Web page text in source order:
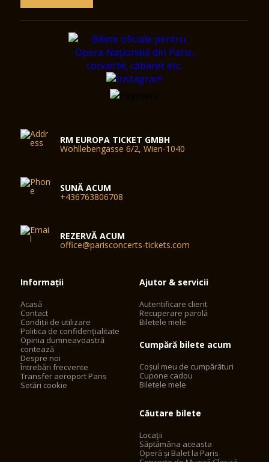
RM EUROPA TICKET GMBH
Wohllebengasse 6/2, Wien-1040
SUNĂ ACUM
+436763806708
REZERVĂ ACUM
office@parisconcerts-tickets.com
Informații
Acasă
Contact
Condiții de utilizare
Politica de confidențialitate
Opinia dumneavoastră
contează
Despre noi
Întrebări frecvente
Transfer aeroport Paris
Setări cookie
Ajutor & servicii
Autentificare client
Recuperare parolă
Biletele mele
Cumpără bilete acum
Coșul meu de cumpărături
Cupone cadou
Biletele mele
Căutare bilete
Locații
Săptămâna aceasta
Operă și Balet la Paris